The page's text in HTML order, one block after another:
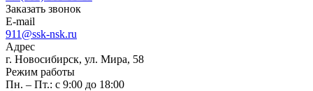
Заказать звонок
E-mail
911@ssk-nsk.ru
Адрес
г. Новосибирск, ул. Мира, 58
Режим работы
Пн. – Пт.: с 9:00 до 18:00